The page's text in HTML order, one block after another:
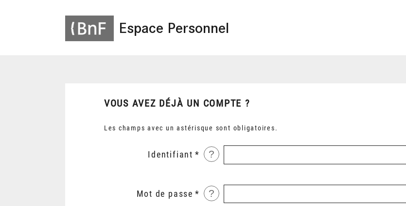
Espace Personnel
VOUS AVEZ DÉJÀ UN COMPTE ?
Les champs avec un astérisque sont obligatoires.
Identifiant ?
Mot de passe ?